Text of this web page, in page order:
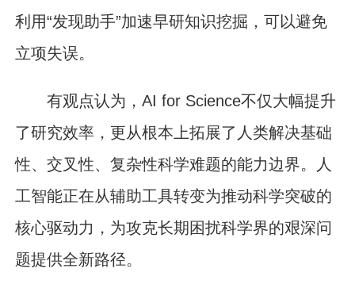
利用“发现助手”加速早研知识挖掘，可以避免
立项失误。
有观点认为，AI for Science不仅大幅提升
了研究效率，更从根本上拓展了人类解决基础
性、交叉性、复杂性科学难题的能力边界。人
工智能正在从辅助工具转变为推动科学突破的
核心驱动力，为攻克长期困扰科学界的艰深问
题提供全新路径。